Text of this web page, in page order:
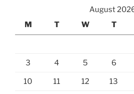
August
M
T W T
3 4 5 6
10 11 12 13